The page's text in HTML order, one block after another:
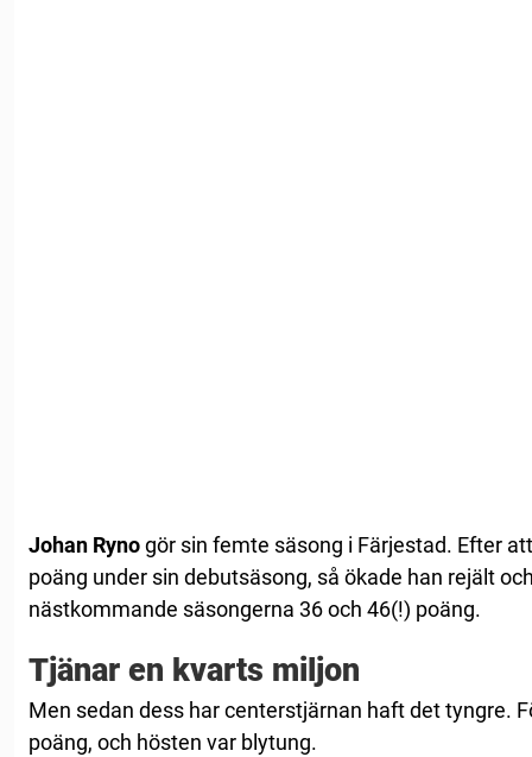
Johan Rynogör sin femte säsong i Färjestad. Efter
poäng under sin debutsäsong, så ökade han rejält
nästkommande säsongerna 36 och 46(!) poäng.
Tjänar en kvarts miljon
Men sedan dess har centerstjärnan haft det tyngre.
poäng, och hösten var blytung.